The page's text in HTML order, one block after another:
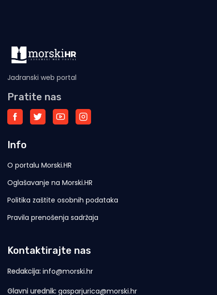
Jadranski web portal
Pratite nas
Info
O portalu Morski.HR
Oglašavanje na Morski.HR
Politika zaštite osobnih podataka
Pravila prenošenja sadržaja
Kontaktirajte nas
Redakcija: info@morski.hr
Glavni urednik: gasparjurica@morski.hr